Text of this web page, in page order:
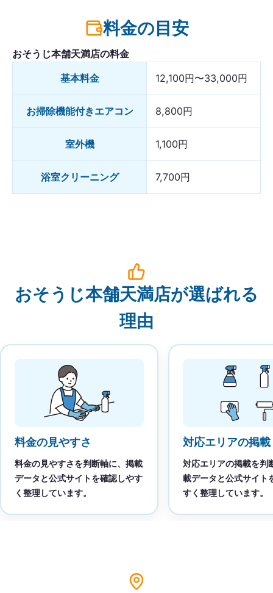
料金の目安
おそうじ本舗天満店の料金
基本料金
12,100円〜33,000円
お掃除機能付きエアコン 8,800円
室外機 1,100円
浴室クリーニング 7,700円
おそうじ本舗天満店が選ばれる
理由
料金の見やすさ
料金の見やすさを判断軸に、掲載
データと公式サイトを確認しやす
く整理しています。
対応エリアの掲載
対応エリアの掲載を判
載データと公式サイト
すく整理しています。